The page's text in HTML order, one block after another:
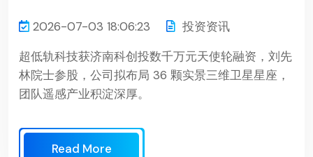
2026-07-03 18:06:23
投资资讯
超低轨科技获济南科创投数千万元天使轮融资，刘先
林院士参股，公司拟布局 36 颗实景三维卫星星座，
团队遥感产业积淀深厚。
Read More